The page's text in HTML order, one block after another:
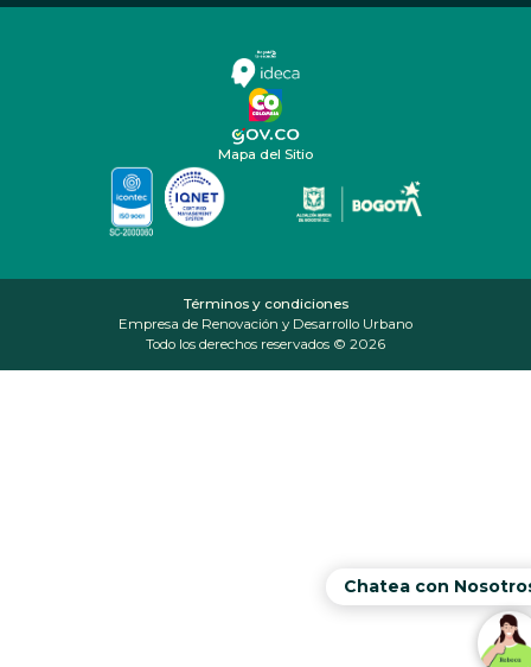
Chatea con
Mapa del Sitio
Términos y condiciones
Empresa de Renovación y Desarrollo Urbano
Todo los derechos reservados © 2026